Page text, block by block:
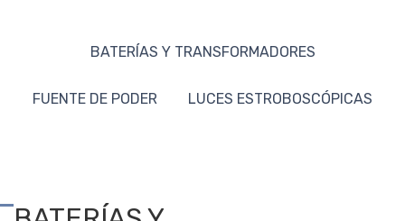
BATERÍAS Y TRANSFORMADORES
FUENTE DE PODER LUCES ESTROBOSCÓPICAS